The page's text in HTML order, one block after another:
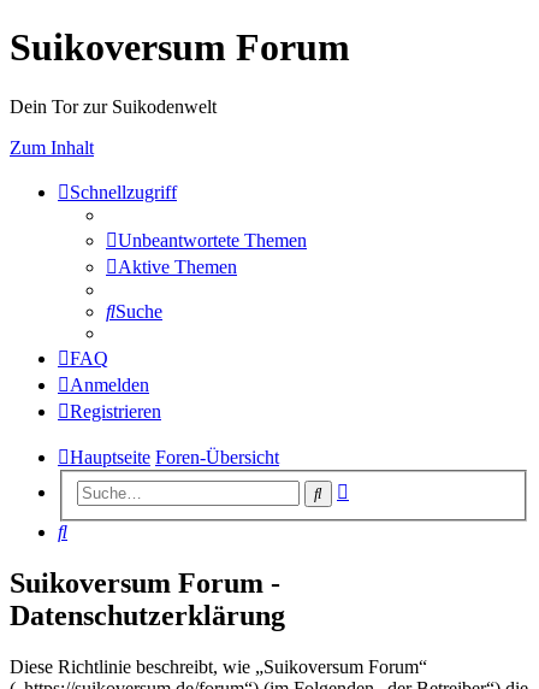
Suikoversum Forum
Dein Tor zur Suikodenwelt
Zum Inhalt
Schnellzugriff
Unbeantwortete Themen
Aktive Themen
Suche
FAQ
Anmelden
Registrieren
Hauptseite Foren-Übersicht
Suche
Suche
Suikoversum Forum -
Datenschutzerklärung
Diese Richtlinie beschreibt, wie „Suikoversum Forum“